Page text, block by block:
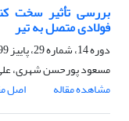
بررسی تأثیر سخت
فولادی متصل به تیر
دوره 14، شماره 29، پاییز 1399، صفحه
مسعود پورحسن شهری،
مشاهده مقاله
اصل